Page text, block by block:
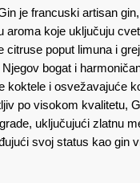
je francuski artisan
aroma koje uključuju
citruse poput limuna i
bogat i
koktele i osvežavajuće
po visokom kvalitetu,
uključujući zlatnu
svoj status kao gin